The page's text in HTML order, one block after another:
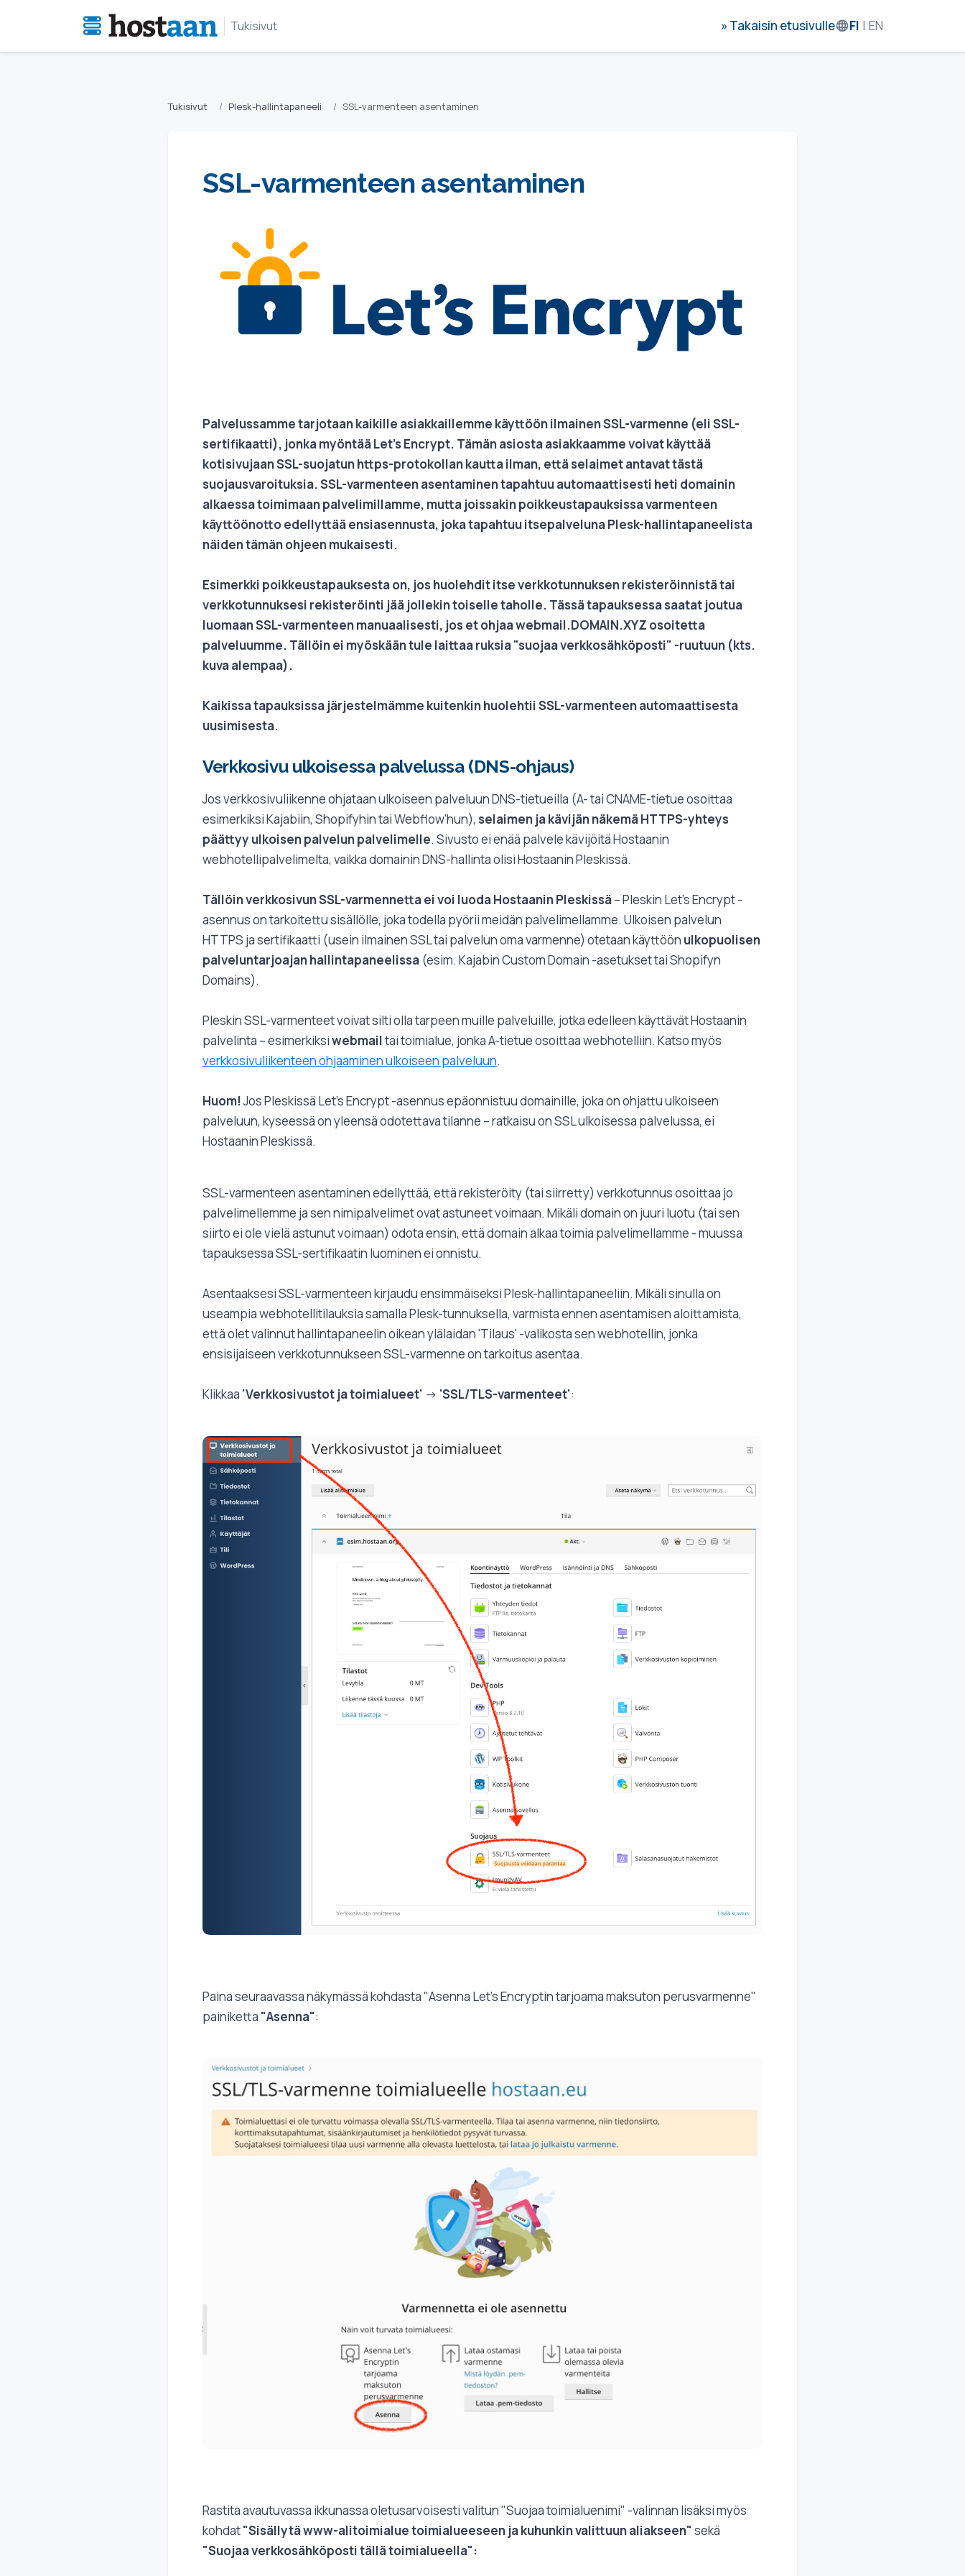
Tukisivut » Takaisin etusivulle FI | EN
Tukisivut Plesk-hallintapaneeli SSL-varmenteen asentaminen
SSL-varmenteen asentaminen
Palvelussamme tarjotaan kaikille asiakkaillemme käyttöön ilmainen SSL-varmenne (eli SSL-
sertifikaatti), jonka myöntää Let's Encrypt. Tämän asiosta asiakkaamme voivat käyttää
kotisivujaan SSL-suojatun https-protokollan kautta ilman, että selaimet antavat tästä
suojausvaroituksia. SSL-varmenteen asentaminen tapahtuu automaattisesti heti domainin
alkaessa toimimaan palvelimillamme, mutta joissakin poikkeustapauksissa varmenteen
käyttöönotto edellyttää ensiasennusta, joka tapahtuu itsepalveluna Plesk-hallintapaneelista
näiden tämän ohjeen mukaisesti.
Esimerkki poikkeustapauksesta on, jos huolehdit itse verkkotunnuksen rekisteröinnistä tai
verkkotunnuksesi rekisteröinti jää jollekin toiselle taholle. Tässä tapauksessa saatat joutua
luomaan SSL-varmenteen manuaalisesti, jos et ohjaa webmail.DOMAIN.XYZ osoitetta
palveluumme. Tällöin ei myöskään tule laittaa ruksia "suojaa verkkosähköposti" -ruutuun (kts.
kuva alempaa).
Kaikissa tapauksissa järjestelmämme kuitenkin huolehtii SSL-varmenteen automaattisesta
uusimisesta.
Verkkosivu ulkoisessa palvelussa (DNS-ohjaus)
Jos verkkosivuliikenne ohjataan ulkoiseen palveluun DNS-tietueilla (A- tai CNAME-tietue osoittaa
esimerkiksi Kajabiin, Shopifyhin tai Webflow'hun), selaimen ja kävijän näkemä HTTPS-yhteys
päättyy ulkoisen palvelun palvelimelle. Sivusto ei enää palvele kävijöitä Hostaanin
webhotellipalvelimelta, vaikka domainin DNS-hallinta olisi Hostaanin Pleskissä.
Tällöin verkkosivun SSL-varmennetta ei voi luoda Hostaanin Pleskissä– Pleskin Let's Encrypt -
asennus on tarkoitettu sisällölle, joka todella pyörii meidän palvelimellamme. Ulkoisen palvelun
HTTPS ja sertifikaatti (usein ilmainen SSL tai palvelun oma varmenne) otetaan käyttöön ulkopuolisen
palveluntarjoajan hallintapaneelissa (esim. Kajabin Custom Domain -asetukset tai Shopifyn
Domains).
Pleskin SSL-varmenteet voivat silti olla tarpeen muille palveluille, jotka edelleen käyttävät Hostaanin
palvelinta – esimerkiksiwebmailtai toimialue, jonka A-tietue osoittaa webhotelliin. Katso myös
verkkosivuliikenteen ohjaaminen ulkoiseen palveluun.
Huom!Jos Pleskissä Let's Encrypt -asennus epäonnistuu domainille, joka on ohjattu ulkoiseen
palveluun, kyseessä on yleensä odotettava tilanne – ratkaisu on SSL ulkoisessa palvelussa, ei
Hostaanin Pleskissä.
SSL-varmenteen asentaminen edellyttää, että rekisteröity (tai siirretty) verkkotunnus osoittaa jo
palvelimellemme ja sen nimipalvelimet ovat astuneet voimaan. Mikäli domain on juuri luotu (tai sen
siirto ei ole vielä astunut voimaan) odota ensin, että domain alkaa toimia palvelimellamme - muussa
tapauksessa SSL-sertifikaatin luominen ei onnistu.
Asentaaksesi SSL-varmenteen kirjaudu ensimmäiseksi Plesk-hallintapaneeliin. Mikäli sinulla on
useampia webhotellitilauksia samalla Plesk-tunnuksella, varmista ennen asentamisen aloittamista,
että olet valinnut hallintapaneelin oikean ylälaidan 'Tilaus' -valikosta sen webhotellin, jonka
ensisijaiseen verkkotunnukseen SSL-varmenne on tarkoitus asentaa.
Klikkaa 'Verkkosivustot ja toimialueet' -> 'SSL/TLS-varmenteet':
Paina seuraavassa näkymässä kohdasta "Asenna Let's Encryptin tarjoama maksuton perusvarmenne"
painiketta "Asenna":
Rastita avautuvassa ikkunassa oletusarvoisesti valitun "Suojaa toimialuenimi" -valinnan lisäksi myös
kohdat"Sisällytä www-alitoimialue toimialueeseen ja kuhunkin valittuun aliakseen"sekä
"Suojaa verkkosähköposti tällä toimialueella":